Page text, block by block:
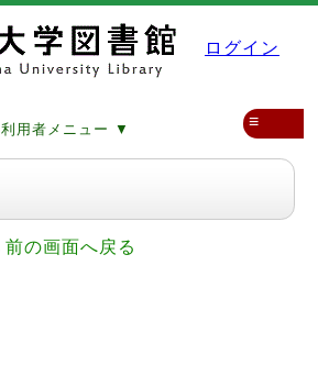
ログイン
利用者メニュー ▼ ≡
前の画面へ戻る